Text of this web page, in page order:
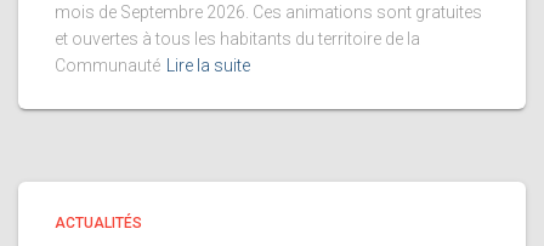
mois de Septembre 2026. Ces animations sont gratuites
et ouvertes à tous les habitants du territoire de la
Communauté
Lire la suite
ACTUALITÉS